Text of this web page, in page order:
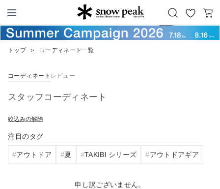
Snow Peak
お
気
カ
ー
トップ ＞ コーディネート一覧
コーディネート レビュー
スタッフコーディネート
絞込みの解除
注目のタグ
アウトドア 夏 TAKIBI シリーズ アウトドアギア
申し訳ございません。